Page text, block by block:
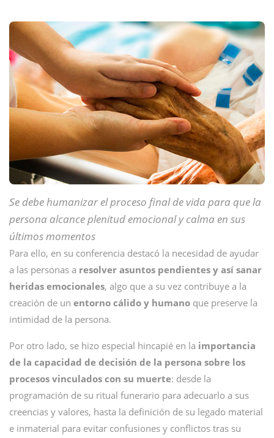
Se debe humanizar el proceso final de vida para que la
persona alcance plenitud emocional y calma en sus
últimos momentos
Para ello, en su conferencia destacó la necesidad de ayudar
a las personas a resolver asuntos pendientes y así sanar
heridas emocionales, algo que a su vez contribuye a la
creación de un entorno cálido y humano que preserve la
intimidad de la persona.
Por otro lado, se hizo especial hincapié en la importancia
de la capacidad de decisión de la persona sobre los
procesos vinculados con su muerte: desde la
programación de su ritual funerario para adecuarlo a sus
creencias y valores, hasta la definición de su legado material
e inmaterial para evitar confusiones y conflictos tras su